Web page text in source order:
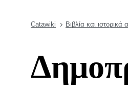
Catawiki Βιβλία και ιστορικά